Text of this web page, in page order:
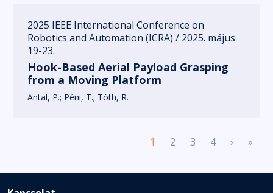
2025 IEEE International Conference on
Robotics and Automation (ICRA) / 2025. május
19-23.
Hook-Based Aerial Payload Grasping
from a Moving Platform
Antal, P. Péni, T. Tóth, R.
1 2 3 4 › Next
»